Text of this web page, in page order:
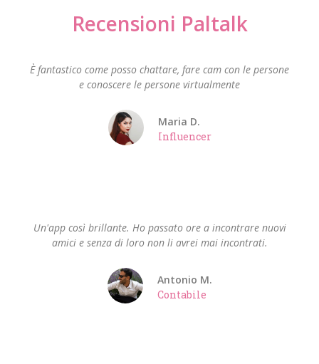
Recensioni Paltalk
È fantastico come posso chattare, fare cam con le persone
e conoscere le persone virtualmente
Maria D.
Influencer
Un'app così brillante. Ho passato ore a incontrare nuovi
amici e senza di loro non li avrei mai incontrati.
Antonio M.
Contabile